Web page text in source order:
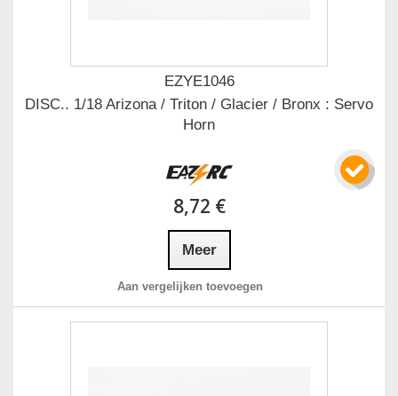
EZYE1046
DISC.. 1/18 Arizona / Triton / Glacier / Bronx : Servo
Horn
8,72 €
Meer
Aan vergelijken toevoegen